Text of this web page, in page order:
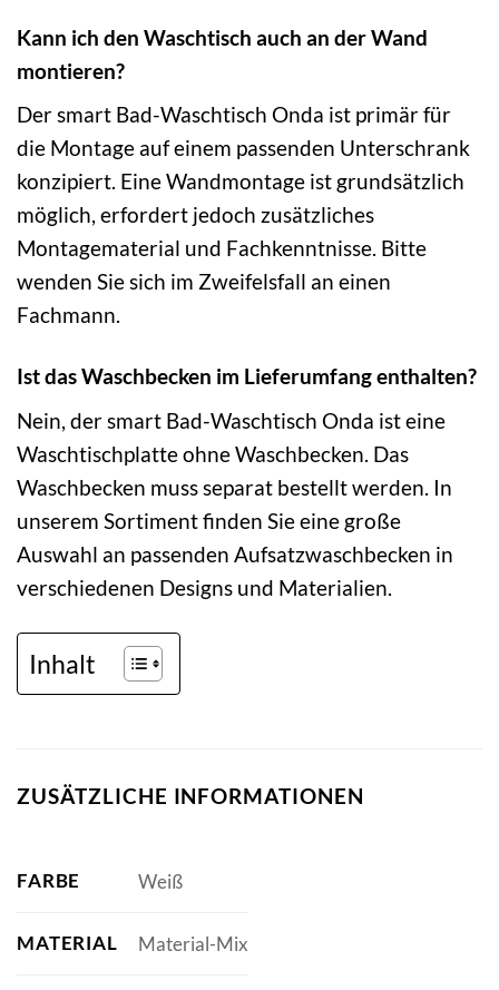
Kann ich den Waschtisch auch an der Wand
montieren?
Der smart Bad-Waschtisch Onda ist primär für
die Montage auf einem passenden Unterschrank
konzipiert. Eine Wandmontage ist grundsätzlich
möglich, erfordert jedoch zusätzliches
Montagematerial und Fachkenntnisse. Bitte
wenden Sie sich im Zweifelsfall an einen
Fachmann.
Ist das Waschbecken im Lieferumfang enthalten?
Nein, der smart Bad-Waschtisch Onda ist eine
Waschtischplatte ohne Waschbecken. Das
Waschbecken muss separat bestellt werden. In
unserem Sortiment finden Sie eine große
Auswahl an passenden Aufsatzwaschbecken in
verschiedenen Designs und Materialien.
Inhalt
ZUSÄTZLICHE INFORMATIONEN
FARBE Weiß
MATERIAL Material-Mix